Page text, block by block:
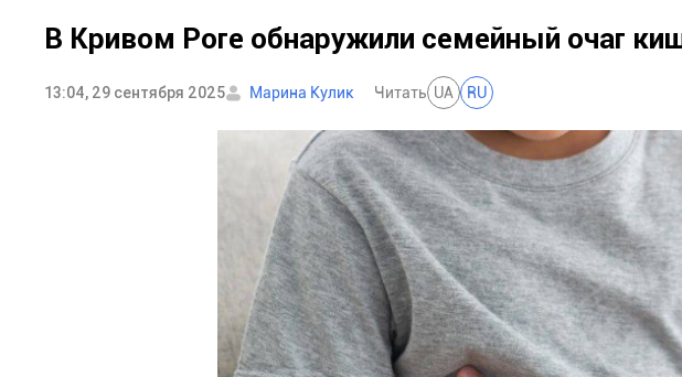
В Кривом Роге обнаружили семейный очаг
13:04, 29 сентября 2025 Марина Кулик Читать UA RU